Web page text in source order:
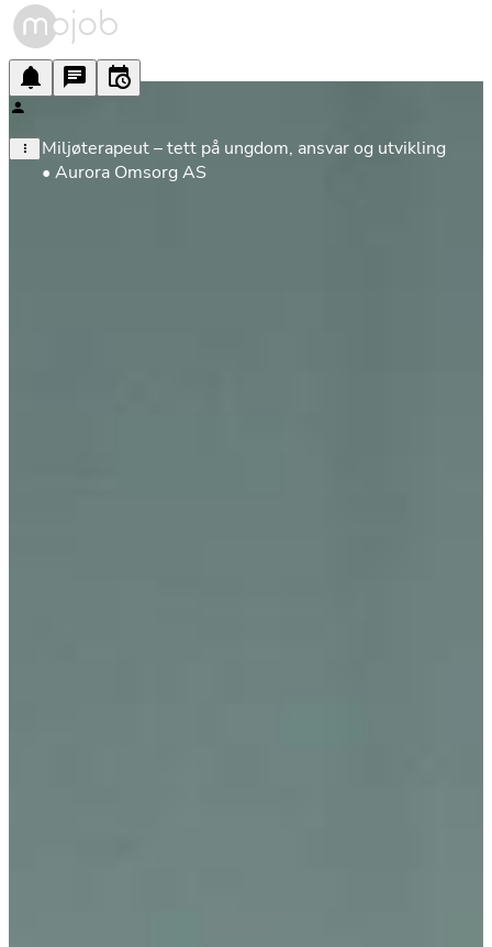
Miljøterapeut – tett på ungdom, ansvar og utvikling
• Aurora Omsorg AS